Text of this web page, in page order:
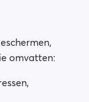
omvatten: